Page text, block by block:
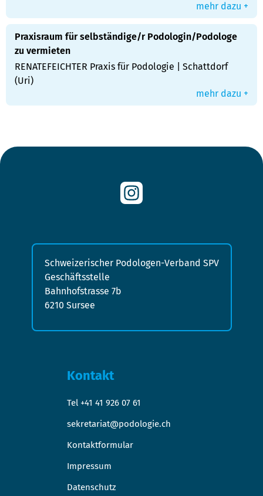
mehr dazu +
Praxisraum für selbständige/r Podologin/Podologe
zu vermieten
RENATEFEICHTER Praxis für Podologie | Schattdorf
(Uri)
mehr dazu +
Kontakt
Tel +41 41 926 07 61
sekretariat@podologie.ch
Kontaktformular
Impressum
Datenschutz
Schweizerischer Podologen-Verband SPV
Geschäftsstelle
Bahnhofstrasse 7b
6210 Sursee